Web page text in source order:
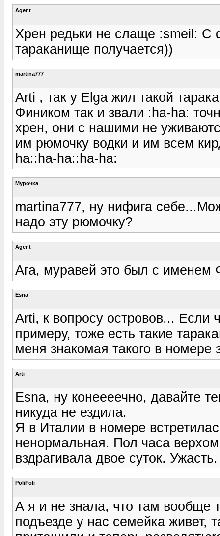
Agent
Хрен редьки не слаще :smeil: С
тараканище получается))
martina777
Arti , так у Elga жил такой
Фиником так и звали :ha-ha:
хрен, они с нашими не
им рюмочку водки и им всем
ha::ha-ha::ha-ha:
Мурочка
martina777, ну нифига
надо эту рюмочку?
Agent
Ага, муравей это был с именем
Esna
Arti, к вопросу островов... Если
примеру, тоже есть такие
меня знакомая такого в номере
Arti
Esna, ну конеееечно, давайте
никуда не ездила.
Я в Италии в номере
ненормальная. Пол часа
вздрагивала двое суток. Ужасть.
PoliPoli
А я и не знала, что там вообще
подъезде у нас семейка живет,